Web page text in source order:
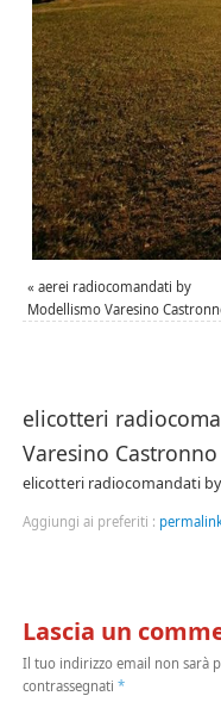
« aerei radiocomandati by
Modellismo Varesino
elicotteri
Varesino Castronno
elicotteri radiocomandati
Aggiungi ai preferiti :
Lascia un
Il tuo indirizzo email non sarà
contrassegnati *